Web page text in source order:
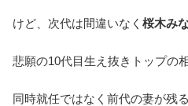
けど、次代は間違いなく 桜木み
悲願の10代目生え抜きトップの
同時就任ではなく前代の妻が残